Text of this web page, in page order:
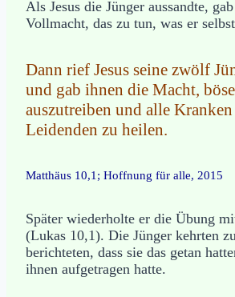
Als Jesus die Jünger aussandte,
Vollmacht, das zu tun, was er
Dann rief Jesus seine zwölf
und gab ihnen die Macht,
auszutreiben und alle
Leidenden zu heilen.
Matthäus 10,1; Hoffnung für alle, 2015
Später wiederholte er die Übung
(Lukas 10,1). Die Jünger kehrten
berichteten, dass sie das getan
ihnen aufgetragen hatte.